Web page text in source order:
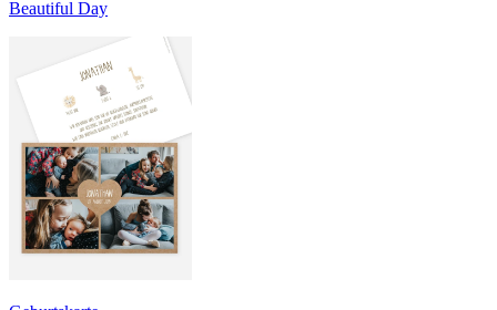
Beautiful Day